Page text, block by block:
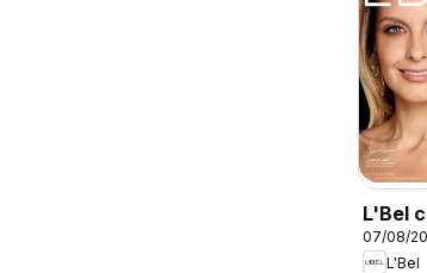
L'Bel
C12/
07/08/
L'Bel